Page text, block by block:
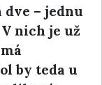
dve – jednu
nich je už
by teda u